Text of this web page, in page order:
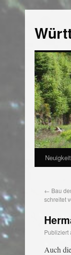
← Bau
schreitet
Publiziert
Auch